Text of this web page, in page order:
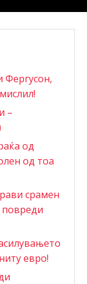
Фергусон,
–
од
од тоа
срамен
повреди
евро!